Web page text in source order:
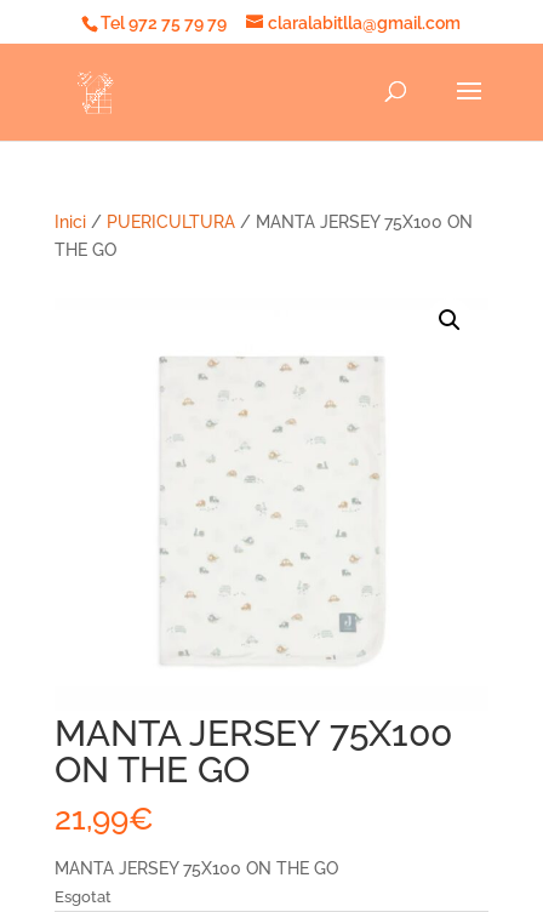
Tel 972 75 79 79 claralabitlla@gmail.com
Inici/ PUERICULTURA/ MANTA JERSEY 75X100 ON
THE GO
MANTA JERSEY 75X100
ON THE GO
21,99€
MANTA JERSEY 75X100 ON THE GO
Esgotat